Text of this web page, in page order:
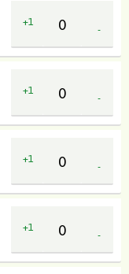
+1
-
+1
-
+1
-
+1
-